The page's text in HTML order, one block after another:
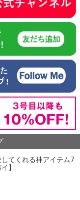
てくれる神アイテム7
】